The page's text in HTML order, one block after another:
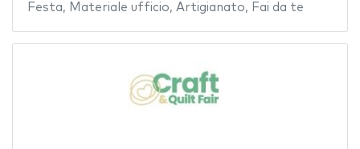
Festa, Materiale ufficio, Artigianato, Fai da te